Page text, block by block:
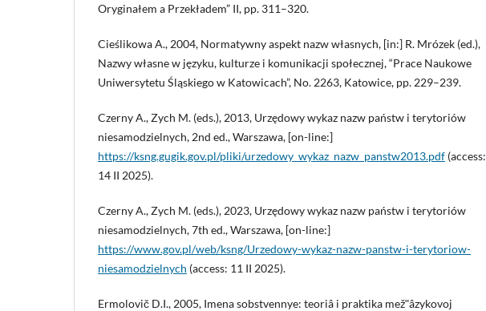
Oryginałem a Przekładem” II, pp. 311–320.
Cieślikowa A., 2004, Normatywny aspekt nazw własnych, [in:] R. Mrózek (ed.),
Nazwy własne w języku, kulturze i komunikacji społecznej, “Prace Naukowe
Uniwersytetu Śląskiego w Katowicach”, No. 2263, Katowice, pp. 229–239.
Czerny A., Zych M. (eds.), 2013, Urzędowy wykaz nazw państw i terytoriów
niesamodzielnych, 2nd ed., Warszawa, [on-line:]
https://ksng.gugik.gov.pl/pliki/urzedowy_wykaz_nazw_panstw2013.pdf (access:
14 II 2025).
Czerny A., Zych M. (eds.), 2023, Urzędowy wykaz nazw państw i terytoriów
niesamodzielnych, 7th ed., Warszawa, [on-line:]
https://www.gov.pl/web/ksng/Urzedowy-wykaz-nazw-panstw-i-terytoriow-
niesamodzielnych (access: 11 II 2025).
Ermolovič D.I., 2005, Imena sobstvennye: teoriâ i praktika mežʺâzykovoj